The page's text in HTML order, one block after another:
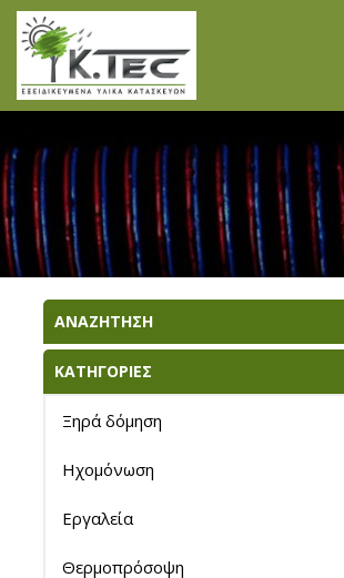
ΑΝΑΖΗΤΗΣΗ
ΚΑΤΗΓΟΡΙΕΣ
Ξηρά δόμηση
Ηχομόνωση
Εργαλεία
Θερμοπρόσοψη